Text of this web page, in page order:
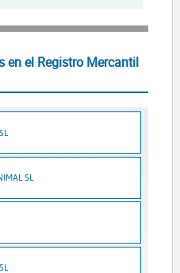
en el Registro Mercantil
SL